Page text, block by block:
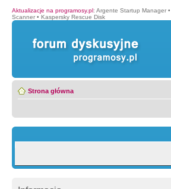
Aktualizacje na programosy.pl: Argente Startup Manager •
Scanner • Kaspersky Rescue Disk
Strona główna